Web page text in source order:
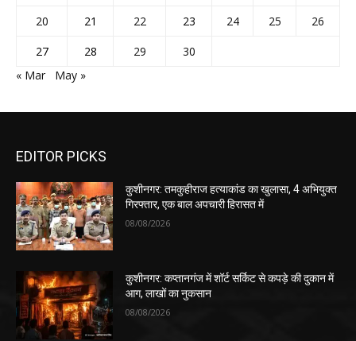
20
21 22 23 24 25
26
27
28 29
30
« Mar
May »
EDITOR PICKS
कुशीनगर: तमकुहीराज हत्याकांड का खुलासा, 4 अभियुक्त
गिरफ्तार, एक बाल अपचारी हिरासत में
08/08/2026
कुशीनगर: कप्तानगंज में शॉर्ट सर्किट से कपड़े की दुकान में
आग, लाखों का नुकसान
08/08/2026